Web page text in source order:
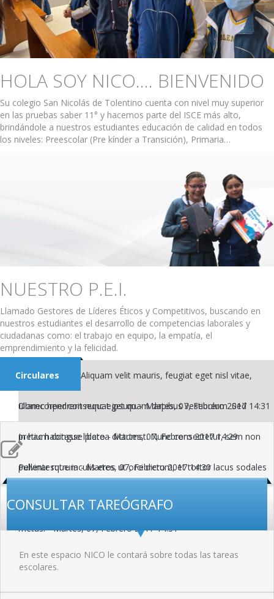
HOLA SOY NICO…. BIENVENIDO
Su colegio San Nicolás de Tolentino cuenta con nivel muy superior
en las pruebas saber 11° y hacemos parte del ISCE más alto,
brindándole a nuestros estudiantes educación de calidad en todos
los niveles: Preescolar (Pre kínder a Transición), Primaria…
NUESTRO P.E.I.
Llamado Gestores de Líderes Éticos y Competitivos, buscando en
nuestros estudiantes el desarrollo de competencias laborales y
ciudadanas como: el trabajo en equipo, la empatía, el
emprendimiento y la felicidad.
Circulares Aliquam velit mauris, feugiat eget nisl vitae,
ullamcorper consequat ipsum.-Martes, 07, Febrero 2017 14:31
Donec hendrerit nunc eget quam dapibus vestibulum. Sed
pretium congue libero-Martes, 07, Febrero 2017 14:29
In hac habitasse platea dictumst. Nunc consectetur, sem non
pulvinar rutrum-Martes, 07, Febrero 2017 14:30
Pellentesque iaculis eros ut orci dictum, et tortor lacus sodales
purus pulvinar. - Martes, 07, Febrero 2017 14:30
Vivamus non turpis venenatis, efficitur nisl quis, bibendum
metus.-Martes, 07, Febrero 2017 14:31
CONSULTAR TAREÓGRAFO
En este espacio NICO le contará sobre todas las tareas
escolares.